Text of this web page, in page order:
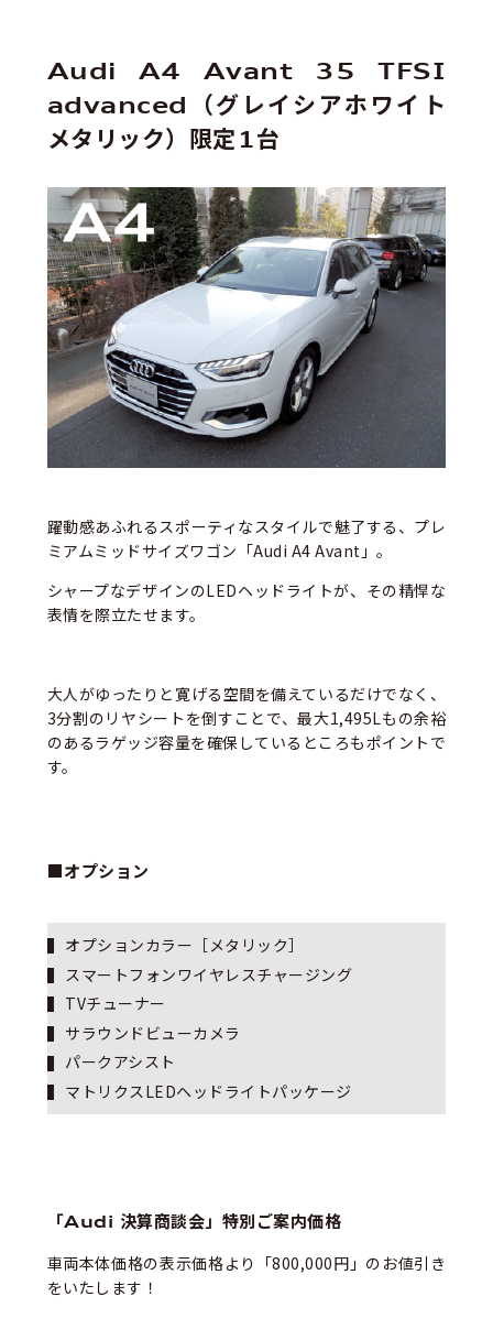
Audi A4 Avant 35 TFSI
advanced（グレイシアホワイト
メタリック）限定1台
躍動感あふれるスポーティなスタイルで魅了する、プレ
ミアムミッドサイズワゴン「Audi A4 Avant」。
シャープなデザインのLEDヘッドライトが、その精悍な
表情を際立たせます。
大人がゆったりと寛げる空間を備えているだけでなく、
3分割のリヤシートを倒すことで、最大1,495Lもの余裕
のあるラゲッジ容量を確保しているところもポイントで
す。
■オプション
オプションカラー［メタリック］
スマートフォンワイヤレスチャージング
TVチューナー
サラウンドビューカメラ
パークアシスト
マトリクスLEDヘッドライトパッケージ
「Audi 決算商談会」特別ご案内価格
車両本体価格の表示価格より「800,000円」のお値引き
をいたします！